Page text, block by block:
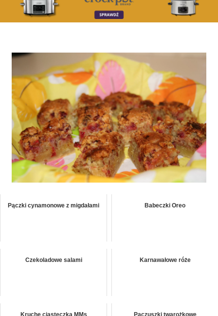
Pączki cynamonowe z migdałami Babeczki Oreo
Czekoladowe salami Karnawałowe róże
Kruche ciasteczka MMs Pączuszki twarożkowe